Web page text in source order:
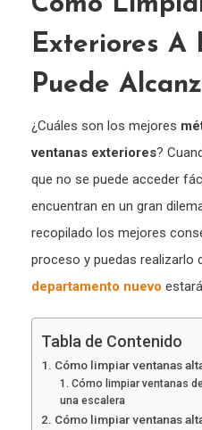
Exteriores A
Puede
¿Cuáles son los mejores
ventanas exteriores?
que no se puede acceder
encuentran en un gran
recopilado los mejores
proceso y puedas realizarlo
departamento nuevo
Tabla de Contenido
1. Cómo limpiar ventanas
1. Cómo limpiar ventanas
una escalera
2. Cómo limpiar ventanas